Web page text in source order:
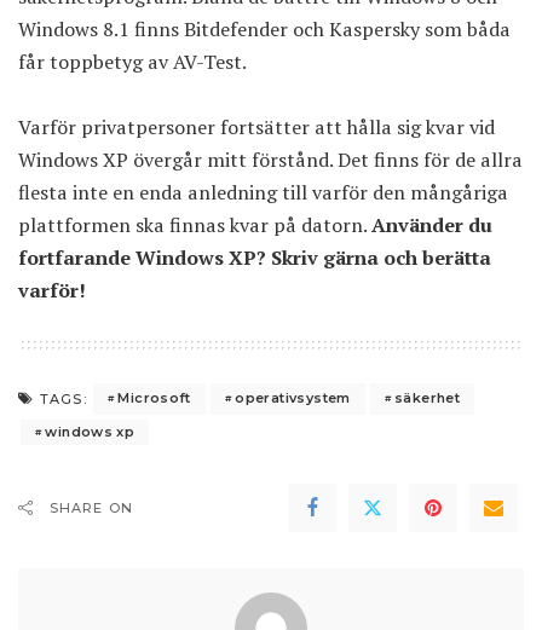
Windows 8.1 finns Bitdefender och Kaspersky som båda
får toppbetyg av AV-Test.
Varför privatpersoner fortsätter att hålla sig kvar vid
Windows XP övergår mitt förstånd. Det finns för de allra
flesta inte en enda anledning till varför den mångåriga
plattformen ska finnas kvar på datorn.Använder du
fortfarande Windows XP? Skriv gärna och berätta
varför!
TAGS: Microsoft operativsystem
säkerhet
windows xp
SHARE ON